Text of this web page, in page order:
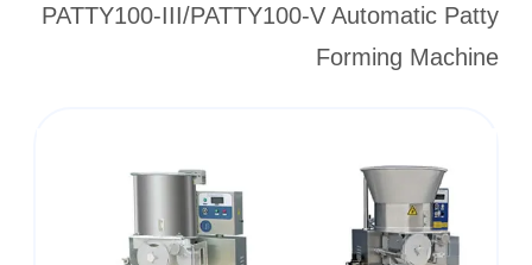
PATTY100-III/PATTY100-V Automatic Patty
Forming Machine